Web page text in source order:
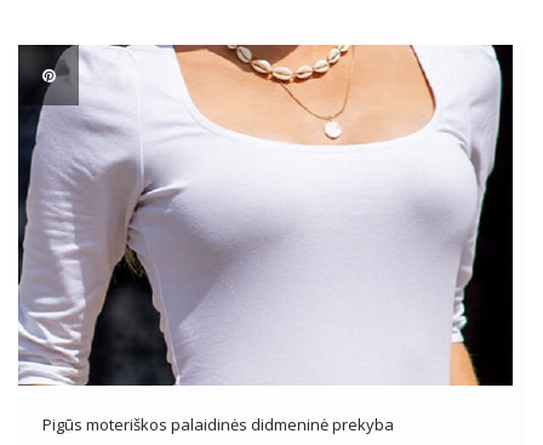
Pigūs moteriškos palaidinės didmeninė prekyba